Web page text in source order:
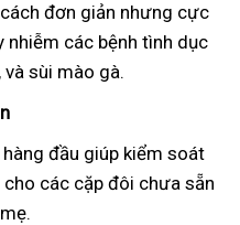
đơn giản nhưng cực
nhiễm các bệnh tình dục
và sùi mào gà.
đầu giúp kiểm soát
các cặp đôi chưa sẵn